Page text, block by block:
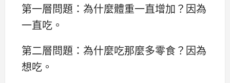
第一層問題：為什麼體重一直增加？因為
一直吃。
第二層問題：為什麼吃那麼多零食？因為
想吃。